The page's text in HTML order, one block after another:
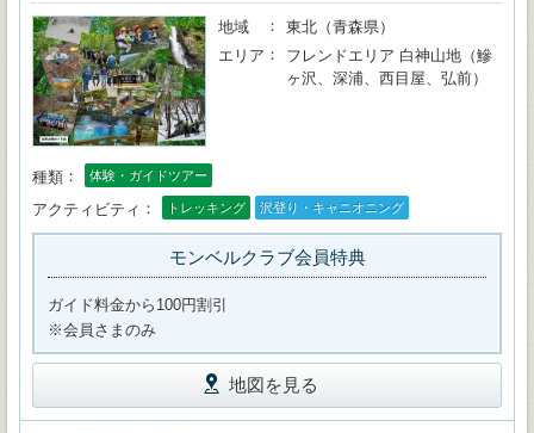
地域
東北（青森県）
エリア
フレンドエリア 白神山地（鰺
ヶ沢、深浦、西目屋、弘前）
種類 体験・ガイドツアー
アクティビティ トレッキング 沢登り・キャニオニング
モンベルクラブ会員特典
ガイド料金から100円割引
※会員さまのみ
地図を見る